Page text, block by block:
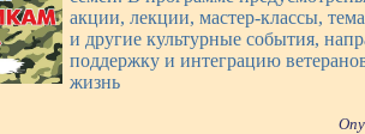
акции, лекции, мастер-классы,
и другие культурные события,
поддержку и интеграцию
жизнь